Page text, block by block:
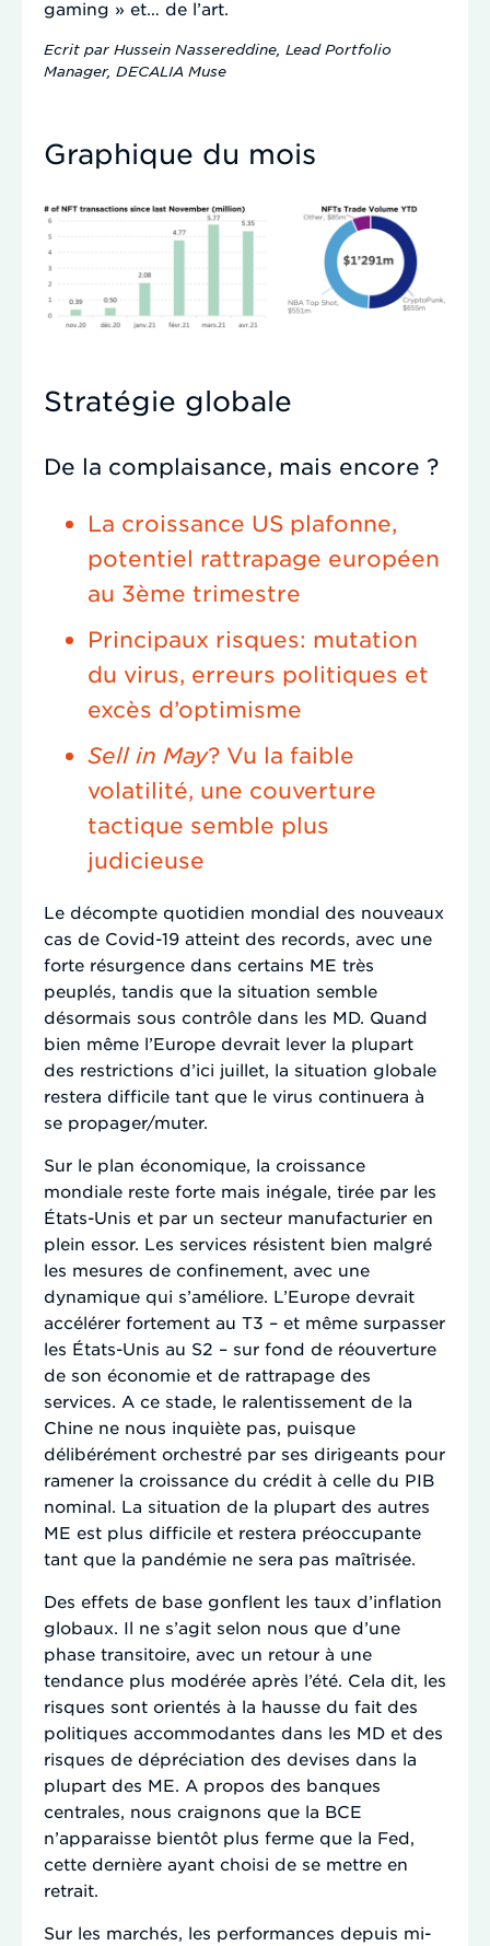
gaming » et… de l’art.
Ecrit par Hussein Nassereddine, Lead Portfolio
Manager, DECALIA Muse
Graphique du mois
Stratégie globale
De la complaisance, mais encore ?
La croissance US plafonne,
potentiel rattrapage européen
au 3ème trimestre
Principaux risques: mutation
du virus, erreurs politiques et
excès d’optimisme
Sell in May? Vu la faible
volatilité, une couverture
tactique semble plus
judicieuse
Le décompte quotidien mondial des nouveaux
cas de Covid-19 atteint des records, avec une
forte résurgence dans certains ME très
peuplés, tandis que la situation semble
désormais sous contrôle dans les MD. Quand
bien même l’Europe devrait lever la plupart
des restrictions d’ici juillet, la situation globale
restera difficile tant que le virus continuera à
se propager/muter.
Sur le plan économique, la croissance
mondiale reste forte mais inégale, tirée par les
États-Unis et par un secteur manufacturier en
plein essor. Les services résistent bien malgré
les mesures de confinement, avec une
dynamique qui s’améliore. L’Europe devrait
accélérer fortement au T3 – et même surpasser
les États-Unis au S2 – sur fond de réouverture
de son économie et de rattrapage des
services. A ce stade, le ralentissement de la
Chine ne nous inquiète pas, puisque
délibérément orchestré par ses dirigeants pour
ramener la croissance du crédit à celle du PIB
nominal. La situation de la plupart des autres
ME est plus difficile et restera préoccupante
tant que la pandémie ne sera pas maîtrisée.
Des effets de base gonflent les taux d’inflation
globaux. Il ne s’agit selon nous que d’une
phase transitoire, avec un retour à une
tendance plus modérée après l’été. Cela dit, les
risques sont orientés à la hausse du fait des
politiques accommodantes dans les MD et des
risques de dépréciation des devises dans la
plupart des ME. A propos des banques
centrales, nous craignons que la BCE
n’apparaisse bientôt plus ferme que la Fed,
cette dernière ayant choisi de se mettre en
retrait.
Sur les marchés, les performances depuis mi-